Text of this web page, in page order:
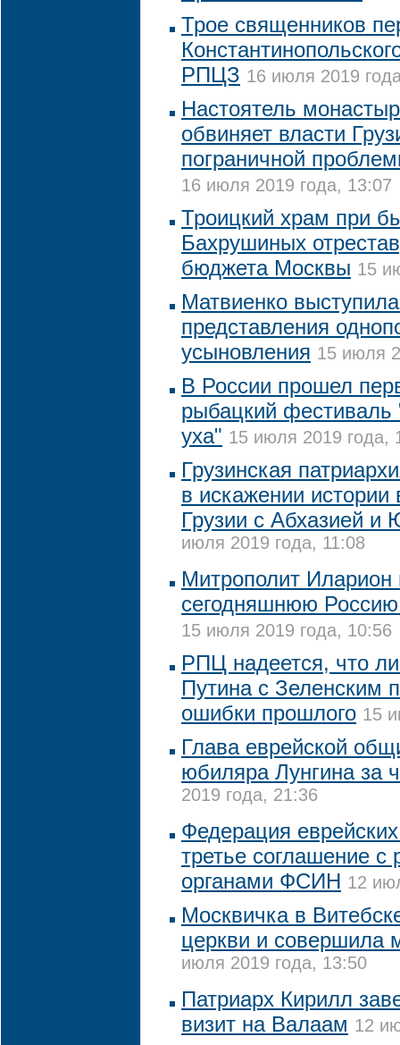
Трое священников
РПЦЗ 16 июля 2019
Настоятель
обвиняет власти
пограничной
16 июля 2019 года, 13:07
Троицкий храм при
Бахрушиных
бюджета Москвы 15
Матвиенко
представления
усыновления 15 июля
В России прошел
рыбацкий фестиваль
уха" 15 июля 2019 года,
Грузинская
в искажении
Грузии с Абхазией и
июля 2019 года, 11:08
Митрополит Иларион
сегодняшнюю
15 июля 2019 года, 10:56
РПЦ надеется, что
Путина с Зеленским
ошибки прошлого 15
Глава еврейской
юбиляра Лунгина за
2019 года, 21:36
Федерация
третье соглашение с
органами ФСИН 12
Москвичка в
церкви и совершила
июля 2019 года, 13:50
Патриарх Кирилл
визит на Валаам 12